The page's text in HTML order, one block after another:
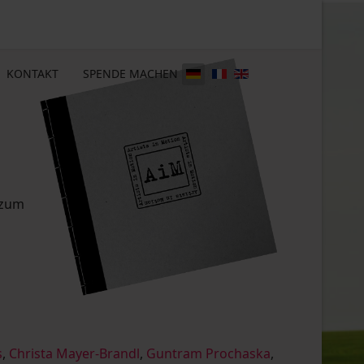
KONTAKT SPENDE MACHEN
, Christa Mayer-Brandl, Guntram Prochaska,